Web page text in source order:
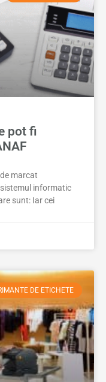
pot fi
marcat
informatic
sunt: Iar cei
DE ETICHETE